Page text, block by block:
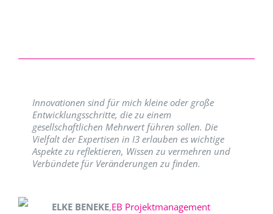
Innovationen sind für mich kleine oder große
Entwicklungsschritte, die zu einem
gesellschaftlichen Mehrwert führen sollen. Die
Vielfalt der Expertisen in I3 erlauben es wichtige
Aspekte zu reflektieren, Wissen zu vermehren und
Verbündete für Veränderungen zu finden.
ELKE BENEKE,EB Projektmanagement